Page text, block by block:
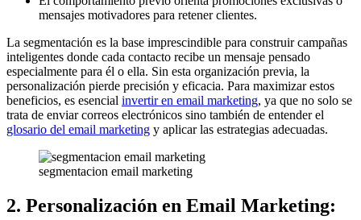
mensajes motivadores para retener clientes.
La segmentación es la base imprescindible para construir campañas
inteligentes donde cada contacto recibe un mensaje pensado
especialmente para él o ella. Sin esta organización previa, la
personalización pierde precisión y eficacia. Para maximizar estos
beneficios, es esencial invertir en email marketing, ya que no solo se
trata de enviar correos electrónicos sino también de entender el
glosario del email marketing y aplicar las estrategias adecuadas.
segmentacion email marketing
2. Personalización en Email Marketing: